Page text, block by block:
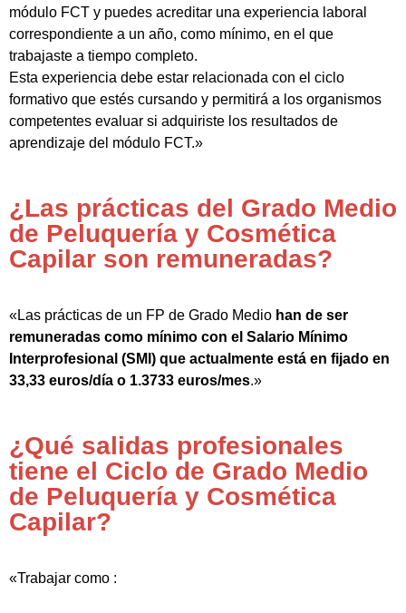
módulo FCT y puedes acreditar una experiencia laboral
correspondiente a un año, como mínimo, en el que
trabajaste a tiempo completo.
Esta experiencia debe estar relacionada con el ciclo
formativo que estés cursando y permitirá a los organismos
competentes evaluar si adquiriste los resultados de
aprendizaje del módulo FCT.»
¿Las prácticas del Grado Medio
de Peluquería y Cosmética
Capilar son remuneradas?
«Las prácticas de un FP de Grado Medio han de ser
remuneradas como mínimo con el Salario Mínimo
Interprofesional (SMI) que actualmente está en fijado en
33,33 euros/día o 1.3733 euros/mes.»
¿Qué salidas profesionales
tiene el Ciclo de Grado Medio
de Peluquería y Cosmética
Capilar?
«Trabajar como :